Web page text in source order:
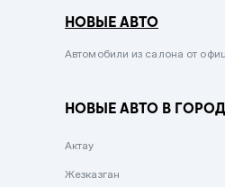
Сиреневый металлик
Вишневый
НОВЫЕ АВТО
Автомобили из салона от
НОВЫЕ АВТО В
Актау
Жезказган